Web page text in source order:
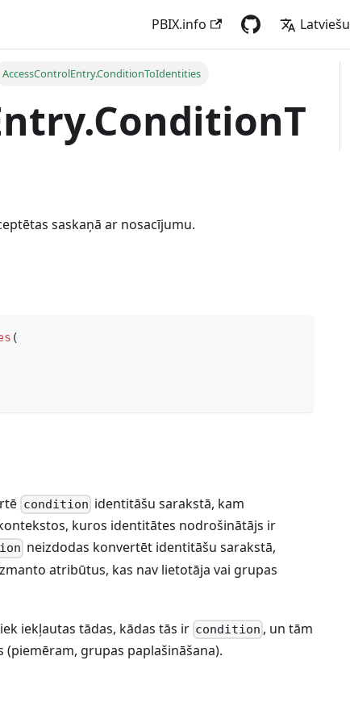
PBIX.info Latviešu
AccessControlEntry.ConditionToIdentities
saskaņā ar nosacījumu.
(
condition identitāšu sarakstā, kam
kuros identitātes nodrošinātājs ir
neizdodas konvertēt identitāšu sarakstā,
atribūtus, kas nav lietotāja vai grupas
iekļautas tādas, kādas tās ir condition , un tām
grupas paplašināšana).